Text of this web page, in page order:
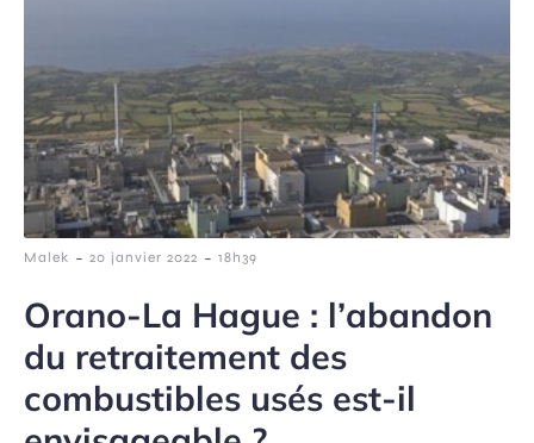
Malek - 20 janvier 2022 - 18h39
Orano-La Hague : l’abandon
du retraitement des
combustibles usés est-il